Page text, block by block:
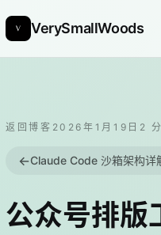
VerySmallWoods
返回博客 2026年1月19日 2
←
公众号排版